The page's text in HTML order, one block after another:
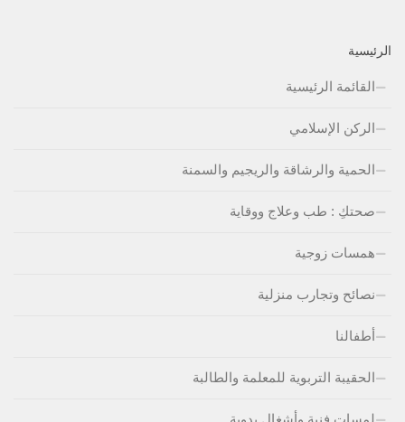
الرئيسية
القائمة الرئيسية
الركن الإسلامي
الحمية والرشاقة والريجيم والسمنة
صحتكِ : طب وعلاج ووقاية
همسات زوجية
نصائح وتجارب منزلية
أطفالنا
الحقيبة التربوية للمعلمة والطالبة
لمسات فنية وأشغال يدوية